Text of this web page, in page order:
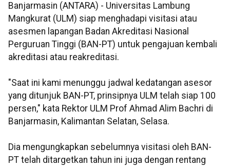
Banjarmasin (ANTARA) - Universitas Lambung
Mangkurat (ULM) siap menghadapi visitasi atau
asesmen lapangan Badan Akreditasi Nasional
Perguruan Tinggi (BAN-PT) untuk pengajuan kembali
akreditasi atau reakreditasi.
"Saat ini kami menunggu jadwal kedatangan asesor
yang ditunjuk BAN-PT, prinsipnya ULM telah siap 100
persen," kata Rektor ULM Prof Ahmad Alim Bachri di
Banjarmasin, Kalimantan Selatan, Selasa.
Dia mengungkapkan sebelumnya visitasi oleh BAN-
PT telah ditargetkan tahun ini juga dengan rentang